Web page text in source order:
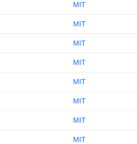
MIT
MIT
MIT
MIT
MIT
MIT
MIT
MIT